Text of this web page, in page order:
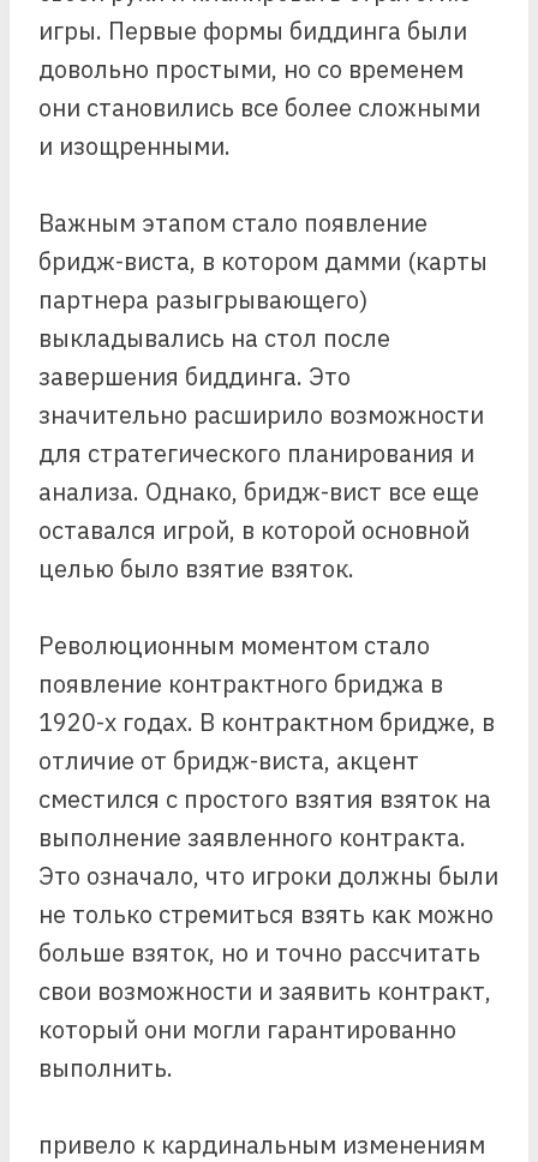
игры. Первые формы биддинга были
довольно простыми, но со временем
они становились все более сложными
и изощренными.
Важным этапом стало появление
бридж-виста, в котором дамми (карты
партнера разыгрывающего)
выкладывались на стол после
завершения биддинга. Это
значительно расширило возможности
для стратегического планирования и
анализа. Однако, бридж-вист все еще
оставался игрой, в которой основной
целью было взятие взяток.
Революционным моментом стало
появление контрактного бриджа в
1920-х годах. В контрактном бридже, в
отличие от бридж-виста, акцент
сместился с простого взятия взяток на
выполнение заявленного контракта.
Это означало, что игроки должны были
не только стремиться взять как можно
больше взяток, но и точно рассчитать
свои возможности и заявить контракт,
который они могли гарантированно
выполнить.
привело к кардинальным изменениям